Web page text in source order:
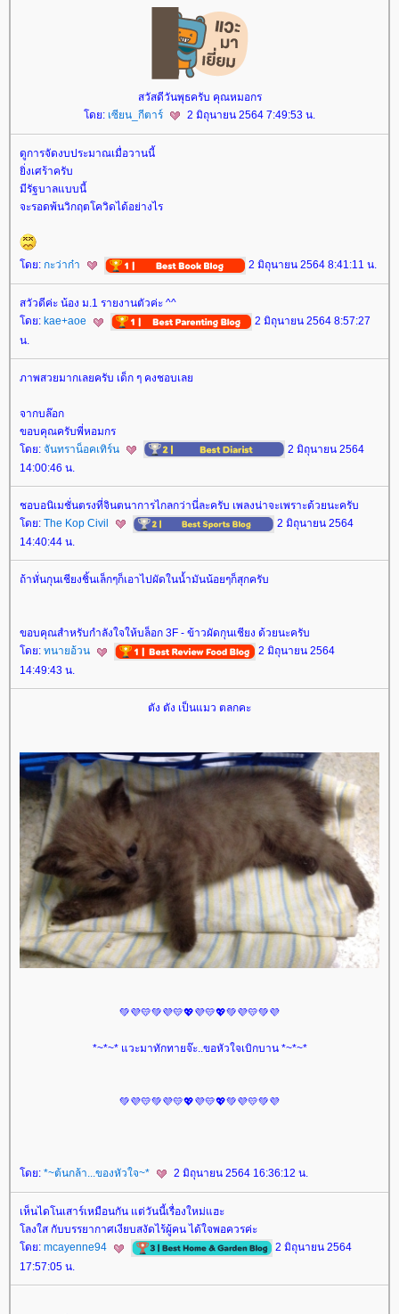
สวัสดีวันพุธครับ คุณหมอกร
ดย: เซียน_กีตาร์ 2 มิถุนายน 2564 7:49:53 น.
ดูการจัดงบประมาณเมื่อวานนี้
ิ่งเศร้าครับ
มีรัฐบาลแบบนี้
จะรอดพ้นวิกฤตโควิดได้อย่างไร
ดย: กะว่าก๋า 2 มิถุนายน 2564 8:41:11 น.
สวัวดีค่ะ น้อง ม.1 รายงานตัวค่ะ ^^
ดย: kae+aoe
2 มิถุนายน 2564 8:57:27
น.
ภาพสวยมากเลยครับ เด็ก ๆ คงชอบเล
จากบล๊อก
ขอบคุณครับพี่หอมกร
ดย: จันทราน็อคเทิร์น
2 มิถุนายน 2564
14:00:46 น.
ชอบอนิเมชั่นตรงที่จินตนาการไกลกว่านี่ละครับ เพลงน่าจะเพราะด้วยนะครับ
ดย: The Kop Civil
2 มิถุนายน 2564
14:40:44 น.
ถ้าหั่นกุนเชียงชิ้นเล็กๆก็เอาไปผัดในน้ำมันน้อยๆก็สุกครับ
ขอบคุณสำหรับกำลังใจให้บล็อก 3F - ข้าวผัดกุนเชียง ด้วยนะครับ
ดย: ทนายอ้วน
2 มิถุนายน 2564
14:49:43 น.
ตัง ตัง เป็นแมว ตลกคะ
💚💜💛💚💜💛💖💜💛💖💚💜💛💚💜
*~*~* แวะมาทักทายจ๊ะ..ขอหัวใจเบิกบาน *~*~*
💚💜💛💚💜💛💖💜💛💖💚💜💛💚💜
ดย: *~ต้นกล้า...ของหัวใจ~* 2 มิถุนายน 2564 16:36:12 น.
เห็นไดโนเสาร์เหมือนกัน แต่วันนี้เรื่องใหม่แฮะ
ลงใส กับบรรยากาศเงียบสงัดไร้ผู้คน ได้ใจพอควรค่ะ
ดย: mcayenne94
2 มิถุนายน 2564
17:57:05 น.